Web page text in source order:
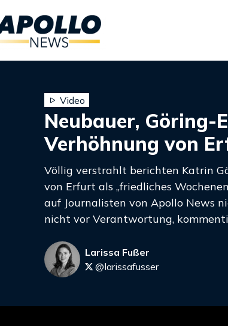
Video
Neubauer, Göring-
Verhöhnung von
Völlig verstrahlt berichten Katrin
von Erfurt als „friedliches
auf Journalisten von Apollo News
nicht vor Verantwortung,
Larissa Fußer
@larissafusser